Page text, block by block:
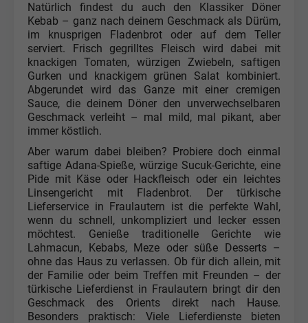
Natürlich findest du auch den Klassiker Döner
Kebab – ganz nach deinem Geschmack als Dürüm,
im knusprigen Fladenbrot oder auf dem Teller
serviert. Frisch gegrilltes Fleisch wird dabei mit
knackigen Tomaten, würzigen Zwiebeln, saftigen
Gurken und knackigem grünen Salat kombiniert.
Abgerundet wird das Ganze mit einer cremigen
Sauce, die deinem Döner den unverwechselbaren
Geschmack verleiht – mal mild, mal pikant, aber
immer köstlich.
Aber warum dabei bleiben? Probiere doch einmal
saftige Adana-Spieße, würzige Sucuk-Gerichte, eine
Pide mit Käse oder Hackfleisch oder ein leichtes
Linsengericht mit Fladenbrot. Der türkische
Lieferservice in Fraulautern ist die perfekte Wahl,
wenn du schnell, unkompliziert und lecker essen
möchtest. Genieße traditionelle Gerichte wie
Lahmacun, Kebabs, Meze oder süße Desserts –
ohne das Haus zu verlassen. Ob für dich allein, mit
der Familie oder beim Treffen mit Freunden – der
türkische Lieferdienst in Fraulautern bringt dir den
Geschmack des Orients direkt nach Hause.
Besonders praktisch: Viele Lieferdienste bieten